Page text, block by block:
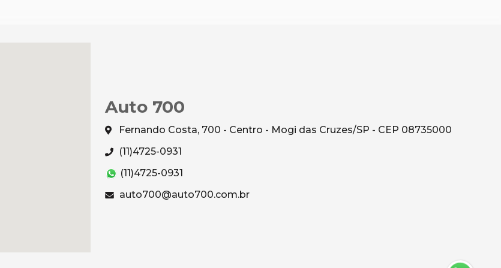
Auto 700
Fernando Costa, 700 - Centro - Mogi das Cruzes/SP - CEP 08735000
(11)4725-0931
(11)4725-0931
auto700@auto700.com.br